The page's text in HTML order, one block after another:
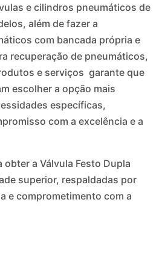
e cilindros pneumáticos de
além de fazer a
com bancada própria e
recuperação de pneumáticos,
e serviços garante que
escolher a opção mais
específicas,
com a excelência e a
obter a Válvula Festo Dupla
superior, respaldadas por
e comprometimento com a